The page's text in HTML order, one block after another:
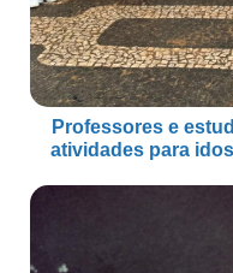
Professores e
atividades para